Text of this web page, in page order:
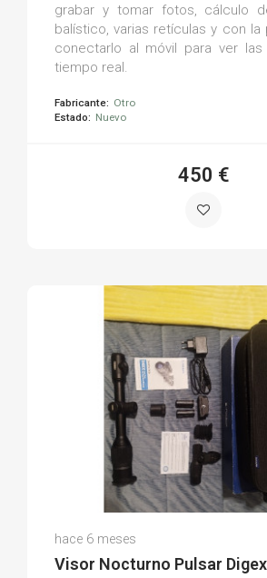
grabar y tomar fotos, cálculo
balístico, varias retículas y con la
conectarlo al móvil para ver las
tiempo real.
Fabricante: Otro
Estado: Nuevo
450 €
(0)
hace 6 meses
Visor Nocturno Pulsar